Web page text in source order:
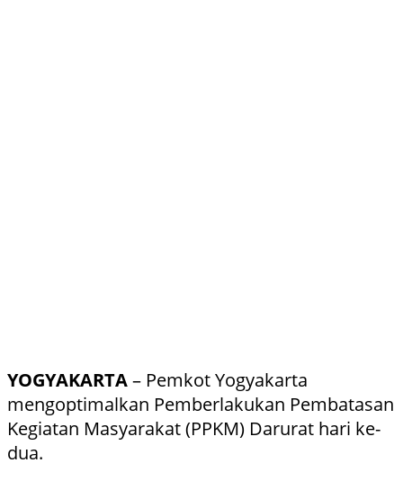
YOGYAKARTA– Pemkot Yogyakarta
mengoptimalkan Pemberlakukan Pembatasan
Kegiatan Masyarakat (PPKM) Darurat hari ke-
dua.